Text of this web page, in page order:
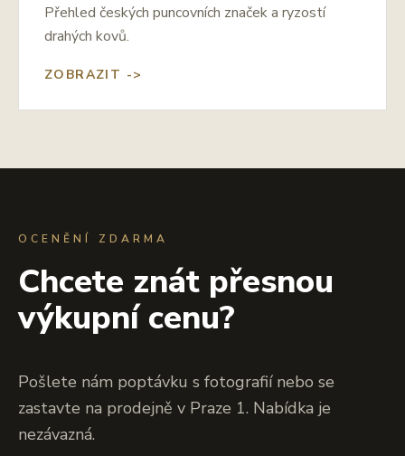
Přehled českých puncovních značek a ryzostí
drahých kovů.
ZOBRAZIT ->
OCENĚNÍ ZDARMA
Chcete znát přesnou
výkupní cenu?
Pošlete nám poptávku s fotografií nebo se
zastavte na prodejně v Praze 1. Nabídka je
nezávazná.